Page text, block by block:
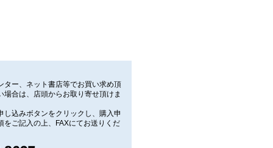
ター、ネット書店等でお買い求め頂
場合は、店頭からお取り寄せ頂けま
し込みボタンをクリックし、購入申
をご記入の上、FAXにてお送りくだ